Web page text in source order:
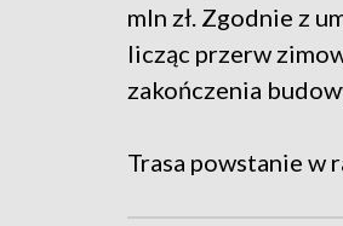
mln zł. Zgodnie z
licząc przerw
zakończenia
Trasa powstanie w